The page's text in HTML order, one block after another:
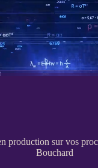
production sur vos
Bouchard